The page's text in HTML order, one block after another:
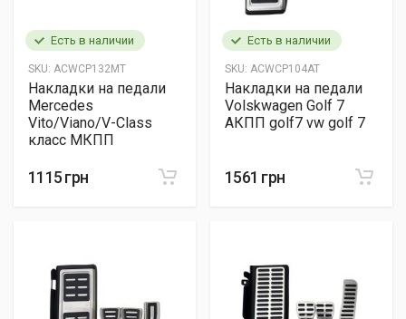
Есть в наличии
SKU: ACWCP132MT
Накладки на педали
Mercedes
Vito/Viano/V-Class
класс МКПП
1115 грн
Есть в наличии
SKU: ACWCP104AT
Накладки на педали
Volskwagen Golf 7
АКПП golf7 vw golf 7
1561 грн